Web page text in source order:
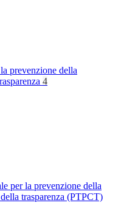
prevenzione della
4
per la prevenzione della
trasparenza (PTPCT)